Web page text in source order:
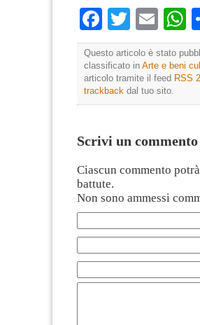
Facebook
Twitter
Questo articolo è stato
classificato in Arte e beni
articolo tramite il feed RSS
trackback dal tuo sito.
Scrivi un commento
Ciascun commento
battute.
Non sono ammessi